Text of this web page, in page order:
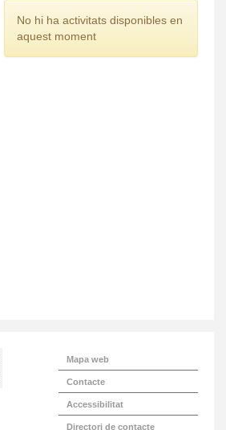
No hi ha activitats disponibles en
aquest moment
Mapa web
Contacte
Accessibilitat
Directori de contacte